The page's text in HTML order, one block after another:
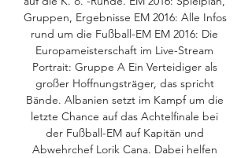
Gruppen, Ergebnisse EM 2016: Alle Infos
rund um die Fußball-EM EM 2016: Die
Europameisterschaft im Live-Stream
Portrait: Gruppe A Ein Verteidiger als
großer Hoffnungsträger, das spricht
Bände. Albanien setzt im Kampf um die
letzte Chance auf das Achtelfinale bei
der Fußball-EM auf Kapitän und
Abwehrchef Lorik Cana. Dabei helfen